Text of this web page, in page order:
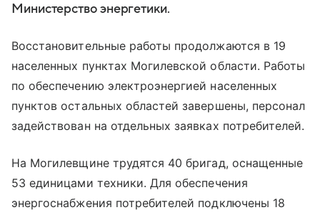
Министерство энергетики.
Восстановительные работы продолжаются в 19
населенных пунктах Могилевской области. Работы
по обеспечению электроэнергией населенных
пунктов остальных областей завершены, персонал
задействован на отдельных заявках потребителей.
На Могилевщине трудятся 40 бригад, оснащенные
53 единицами техники. Для обеспечения
энергоснабжения потребителей подключены 18